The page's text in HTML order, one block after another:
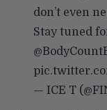
don’t even
Stay tuned
— ICE T